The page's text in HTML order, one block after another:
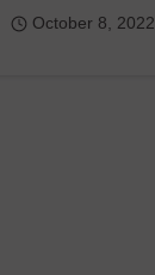
October 8, 2022